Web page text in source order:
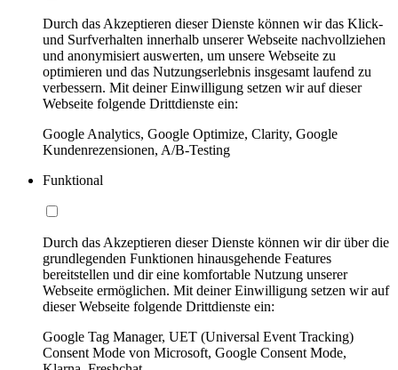
Durch das Akzeptieren dieser Dienste können wir das Klick-
und Surfverhalten innerhalb unserer Webseite nachvollziehen
und anonymisiert auswerten, um unsere Webseite zu
optimieren und das Nutzungserlebnis insgesamt laufend zu
verbessern. Mit deiner Einwilligung setzen wir auf dieser
Webseite folgende Drittdienste ein:
Google Analytics, Google Optimize, Clarity, Google
Kundenrezensionen, A/B-Testing
Funktional
Durch das Akzeptieren dieser Dienste können wir dir über die
grundlegenden Funktionen hinausgehende Features
bereitstellen und dir eine komfortable Nutzung unserer
Webseite ermöglichen. Mit deiner Einwilligung setzen wir auf
dieser Webseite folgende Drittdienste ein:
Google Tag Manager, UET (Universal Event Tracking)
Consent Mode von Microsoft, Google Consent Mode,